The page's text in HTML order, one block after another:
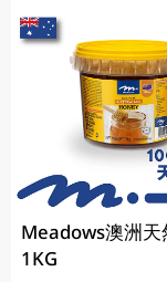
Meadows澳洲天
1KG